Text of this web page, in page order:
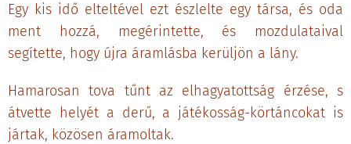
Egy kis idő elteltével ezt észlelte egy társa, és oda
ment hozzá, megérintette, és mozdulataival
segítette, hogy újra áramlásba kerüljön a lány.
Hamarosan tova tűnt az elhagyatottság érzése, s
átvette helyét a derű, a játékosság-körtáncokat is
jártak, közösen áramoltak.